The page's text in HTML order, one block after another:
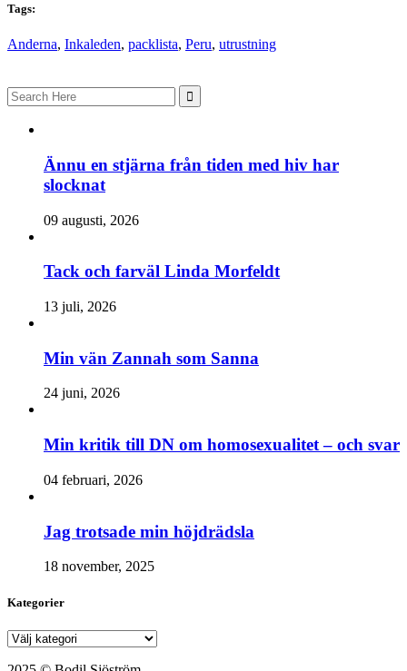
Tags:
Anderna, Inkaleden, packlista, Peru, utrustning
Search
for:
Ännu en stjärna från tiden med hiv har
slocknat
09 augusti, 2026
Tack och farväl Linda Morfeldt
13 juli, 2026
Min vän Zannah som Sanna
24 juni, 2026
Min kritik till DN om homosexualitet – och svar
04 februari, 2026
Jag trotsade min höjdrädsla
18 november, 2025
Kategorier
Kategorier